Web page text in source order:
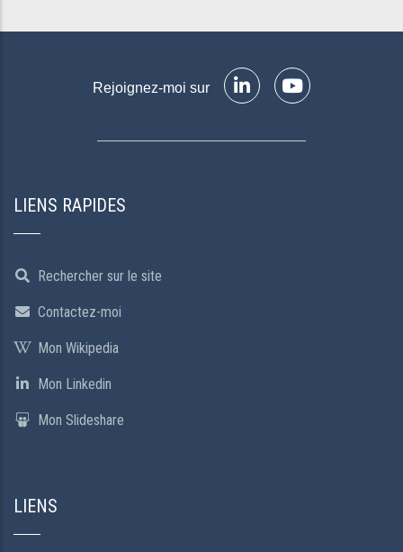
Rejoignez-moi sur
LIENS RAPIDES
Rechercher sur le site
Contactez-moi
Mon Wikipedia
Mon Linkedin
Mon Slideshare
LIENS